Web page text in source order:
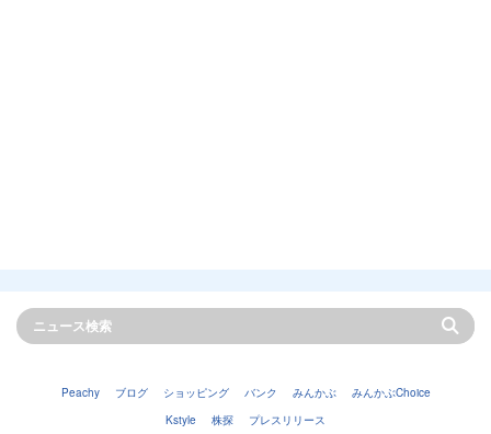
Peachy ブログ ショッピング バンク みんかぶ
みんかぶChoice
Kstyle
株探 プレスリリース